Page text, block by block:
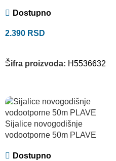
Dostupno
2.390 RSD
Šifra proizvoda: H5536632
Sijalice novogodišnje
vodootporne 50m PLAVE
Dostupno